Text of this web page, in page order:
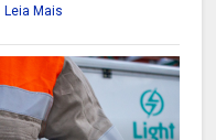
Leia Mais